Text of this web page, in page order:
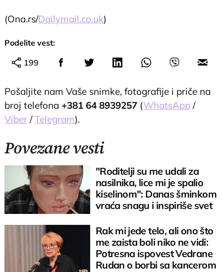
(Ona.rs/Dailymail.co.uk)
Podelite vest:
199
Pošaljite nam Vaše snimke, fotografije i priče na
broj telefona +381 64 8939257 (WhatsApp /
Viber /Telegram).
Povezane vesti
"Roditelji su me udali za
nasilnika, lice mi je spalio
kiselinom": Danas šminkom
vraća snagu i inspiriše svet
Rak mi jede telo, ali ono što
me zaista boli niko ne vidi:
Potresna ispovest Vedrane
Rudan o borbi sa kancerom